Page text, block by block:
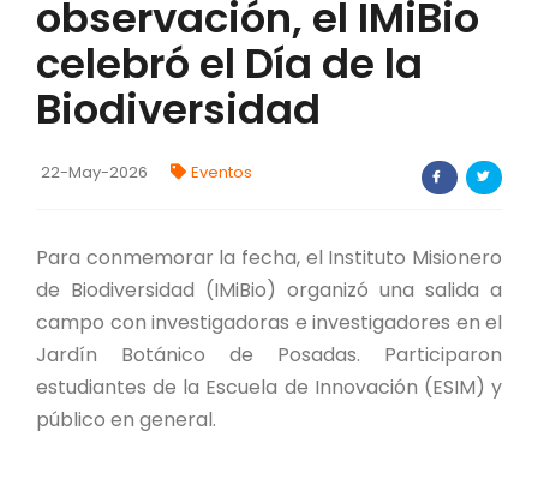
FORTALECIMIENTO DE RECURSOS
ALIMENTICIOS
BIODIVERSIDAD Y ALIMENTACIÓN
INVENTARIO DE LA BIODIVERSIDAD MISIONERA
FORMULARIO DE REGISTRO DE
INVESTIGADORES
AUTORIZACIONES
PROGRAMAS Y PROYECTOS
observación, el IMiBio
celebró el Día de la
Biodiversidad
22-May-2026 Eventos
Para conmemorar la fecha, el Instituto Misionero
de Biodiversidad (IMiBio) organizó una salida a
campo con investigadoras e investigadores en el
Jardín Botánico de Posadas. Participaron
estudiantes de la Escuela de Innovación (ESIM) y
público en general.